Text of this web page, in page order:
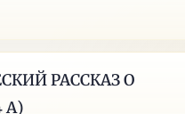
РАССКАЗ О
А)